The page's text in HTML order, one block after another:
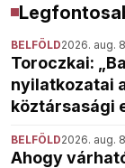
BELFÖLD2026. aug.
Toroczkai:
nyilatkozatai
köztársasági
BELFÖLD2026. aug.
Ahogy